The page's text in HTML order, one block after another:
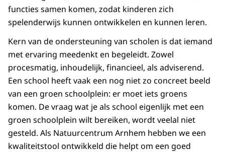
functies samen komen, zodat kinderen zich
spelenderwijs kunnen ontwikkelen en kunnen leren.
Kern van de ondersteuning van scholen is dat iemand
met ervaring meedenkt en begeleidt. Zowel
procesmatig, inhoudelijk, financieel, als adviserend.
Een school heeft vaak een nog niet zo concreet beeld
van een groen schoolplein: er moet iets groens
komen. De vraag wat je als school eigenlijk met een
groen schoolplein wilt bereiken, wordt veelal niet
gesteld. Als Natuurcentrum Arnhem hebben we een
kwaliteitstool ontwikkeld die helpt om een goed